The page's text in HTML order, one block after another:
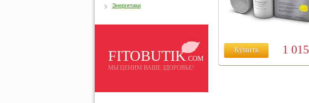
Купить 1 015
Энергетики
FITOBUTIK.COM
МЫ ЦЕНИМ ВАШЕ ЗДОРОВЬЕ!